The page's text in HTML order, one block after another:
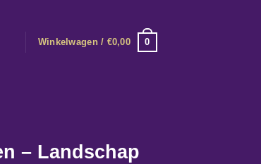
Winkelwagen / €0,00 0
– Landschap